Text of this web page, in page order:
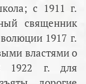
с 1911 г.
священник
1917 г.
властями о
1922 г. для